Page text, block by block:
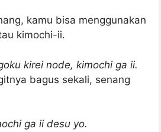
kamu bisa menggunakan
kimochi-ii.
kirei node, kimochi ga ii.
bagus sekali, senang
ga ii desu yo.